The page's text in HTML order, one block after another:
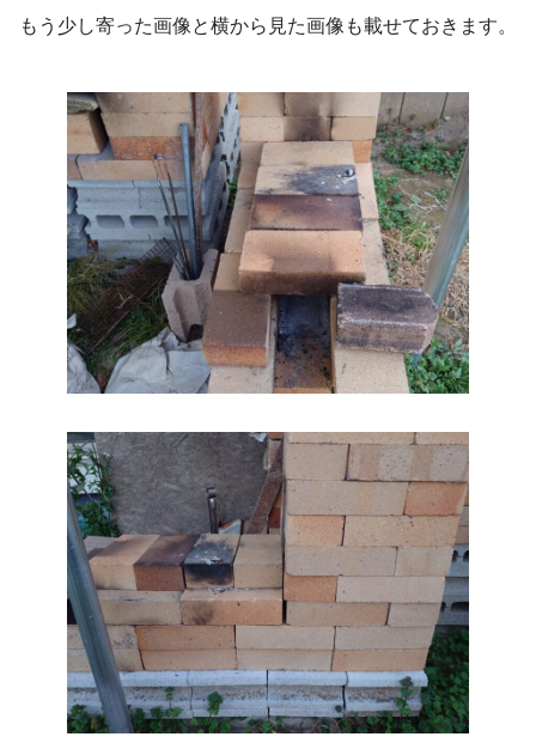
もう少し寄った画像と横から見た画像も載せておきます。